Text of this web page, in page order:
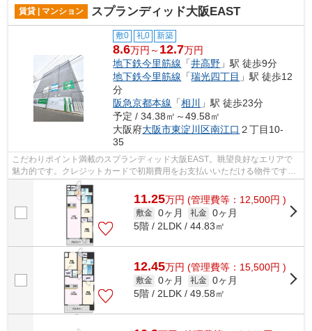
賃貸 | マンション スプランディッド大阪EAST
敷0 礼0 新築
8.6万円～ 12.7万円
地下鉄今里筋線 「井高野 」駅 徒歩9分
地下鉄今里筋線 「瑞光四丁目 」駅 徒歩12
分
阪急京都本線 「相川
」駅 徒歩23分
予定 / 34.38㎡～49.58㎡
大阪府大阪市東淀川区南江口 ２丁目10-
35
こだわりポイント満載のスプランディッド大阪EAST。眺望良好なエリアで
魅力的です。クレジットカードで初期費用をお支払いいただける物件です。
共用部には敷地内ごみ置き場・エレベー...
11.25万円 (管理費等：12,500円 )
敷金 0ヶ月 礼金 0ヶ月
5階 / 2LDK / 44.83㎡
12.45万円 (管理費等：15,500円 )
敷金 0ヶ月 礼金 0ヶ月
5階 / 2LDK / 49.58㎡